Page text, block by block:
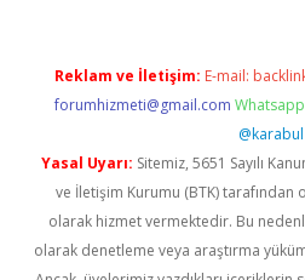
Reklam ve İletişim: E-mail:
forumhizmeti@gmail.com
@karabul
Yasal Uyarı: Sitemiz, 5651 Sayılı
ve İletişim Kurumu (BTK) tarafından
olarak hizmet vermektedir. Bu
olarak denetleme veya araştırma